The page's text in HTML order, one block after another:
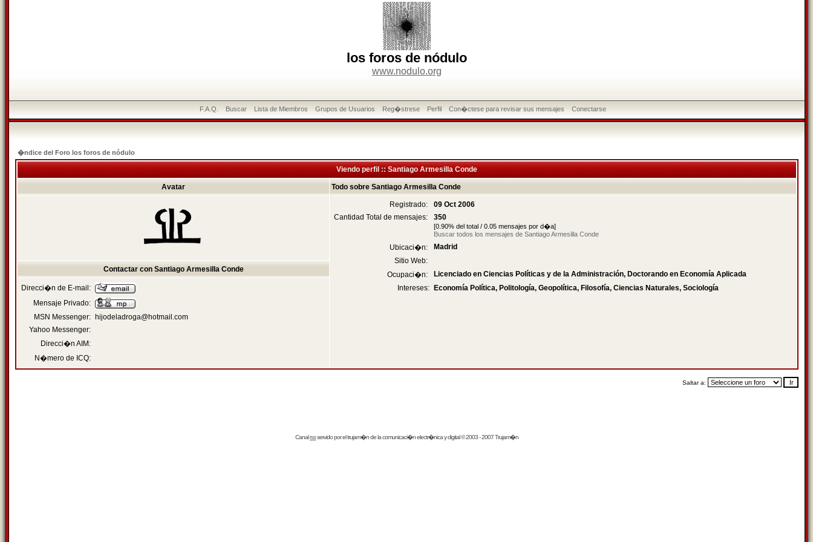
los foros de nódulo
www.nodulo.org
F.A.Q. Buscar Lista de Miembros Grupos de Usuarios Reg�strese Perfil Con�ctese para revisar sus mensajes Conectarse
�ndice del Foro los foros de nódulo
Viendo perfil :: Santiago Armesilla Conde
Avatar Todo sobre Santiago Armesilla Conde
Registrado:
09 Oct 2006
Cantidad Total de mensajes:
350
[0.90% del total / 0.05 mensajes por d�a]
Buscar todos los mensajes de Santiago Armesilla Conde
Ubicaci�n:
Madrid
Sitio Web:
Ocupaci�n:
Licenciado en Ciencias Políticas y de la Administración, Doctorando en Economía Aplicada
Intereses:
Economía Política, Politología, Geopolítica, Filosofía, Ciencias Naturales, Sociología
Contactar con Santiago Armesilla Conde
Direcci�n de E-mail:
Mensaje Privado:
MSN Messenger:
hijodeladroga@hotmail.com
Yahoo Messenger:
Direcci�n AIM:
N�mero de ICQ:
Saltar a:
Canalrssservido por eltrujam�nde la comunicaci�n electr�nica y digital © 2003 - 2007 Trujam�n